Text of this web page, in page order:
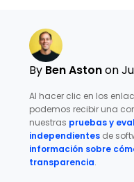
By Ben Aston on
Al hacer clic en los
podemos recibir una
nuestras pruebas y
independientes de
información sobre
transparencia.